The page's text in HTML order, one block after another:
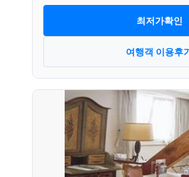
최저가확인
여행객 이용후